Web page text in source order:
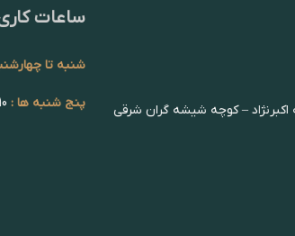
اکبرنژاد – کوچه شیشه گران شرقی
ساعات
شنبه تا
پنج شنبه ها :